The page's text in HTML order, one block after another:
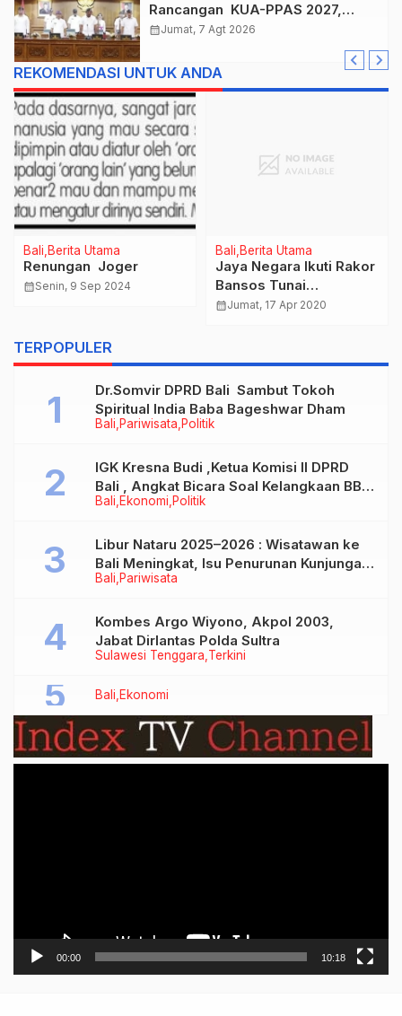
Rancangan KUA-PPAS 2027,
Anggaran Tembus Lebih Dari
calendar_monthJumat, 7 Agt 2026
REKOMENDASI UNTUK ANDA
Bali Berita Utama
Renungan Joger
calendar_monthSenin, 9 Sep 2024
Bali Berita Utama
Jaya Negara Ikuti Rakor
Bansos Tunai
Penanganan Covid 19
calendar_monthJumat, 17 Apr 2020
TERPOPULER
Bali Pariwisata Politik
Dr.Somvir DPRD Bali Sambut Tokoh
Spiritual India Baba Bageshwar Dham
Bali Ekonomi Politik
IGK Kresna Budi ,Ketua Komisi II DPRD
Bali , Angkat Bicara Soal Kelangkaan BBM
Bersubsidi Jenis Solar
Bali Pariwisata
Libur Nataru 2025–2026 : Wisatawan ke
Bali Meningkat, Isu Penurunan Kunjungan
Tidak Benar
Sulawesi Tenggara Terkini
Kombes Argo Wiyono, Akpol 2003,
Jabat Dirlantas Polda Sultra
Bali Ekonomi
00:00 10:18